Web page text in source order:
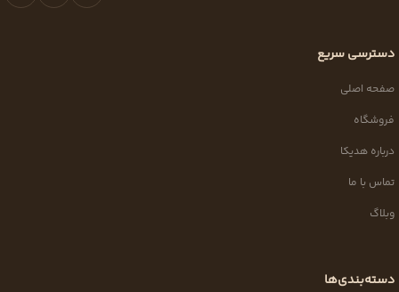
دسترسی سریع
صفحه اصلی
فروشگاه
درباره هدیکا
تماس با ما
وبلاگ
دسته‌بندی‌ها